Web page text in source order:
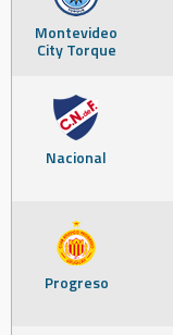
Montevideo
City Torque
Nacional
Progreso